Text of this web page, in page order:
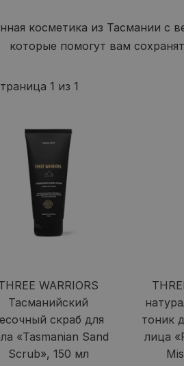
косметика из Тасмании с
которые помогут вам
1 из 1
WARRIORS
Тасманийский
скраб для
«Tasmanian Sand
Scrub», 150 мл
тоник
лица